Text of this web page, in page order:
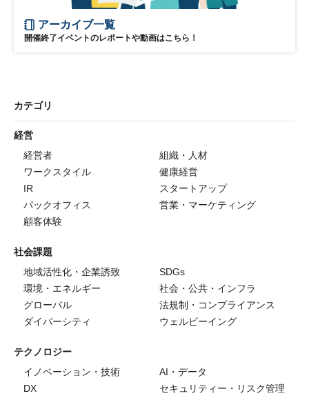
アーカイブ一覧
開催終了イベントのレポートや動画はこちら！
カテゴリ
経営
経営者
組織・人材
ワークスタイル
健康経営
IR
スタートアップ
バックオフィス
営業・マーケティング
顧客体験
社会課題
地域活性化・企業誘致
SDGs
環境・エネルギー
社会・公共・インフラ
グローバル
法規制・コンプライアンス
ダイバーシティ
ウェルビーイング
テクノロジー
イノベーション・技術
AI・データ
DX
セキュリティー・リスク管理